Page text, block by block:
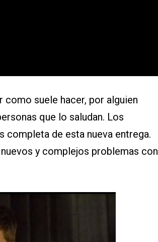
como suele hacer, por alguien
que lo saludan. Los
completa de esta nueva entrega.
y complejos problemas con